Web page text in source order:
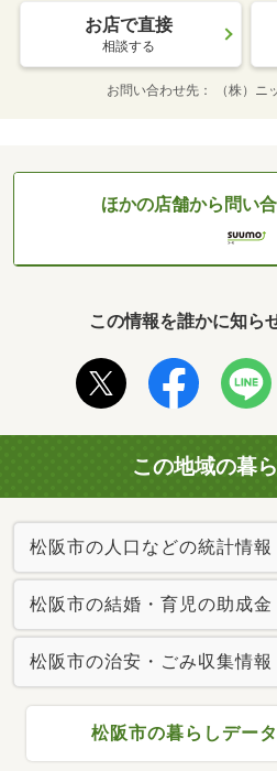
お店で直接
相談する
お問い合わせ先 （株）
ほかの店舗から問い
この情報を誰かに知ら
この地域の暮
松阪市の人口などの統計情報
松阪市の結婚・育児の助成金
松阪市の治安・ごみ収集情報
松阪市の暮らしデー